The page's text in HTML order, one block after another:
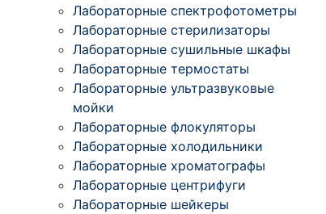
Лабораторные спектрофотометры
Лабораторные стерилизаторы
Лабораторные сушильные шкафы
Лабораторные термостаты
Лабораторные ультразвуковые
мойки
Лабораторные флокуляторы
Лабораторные холодильники
Лабораторные хроматографы
Лабораторные центрифуги
Лабораторные шейкеры